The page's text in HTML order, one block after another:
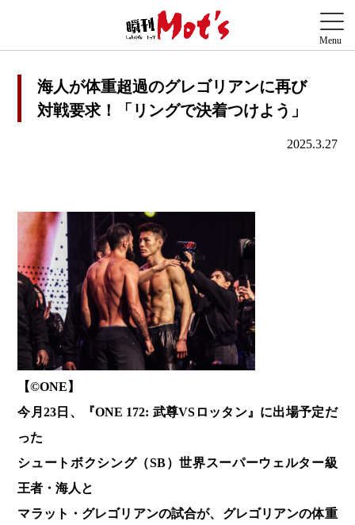
海人が体重超過のグレゴリアンに再び
対戦要求！「リングで決着つけよう」
2025.3.27
【©️ONE】
今月23日、『ONE 172: 武尊VSロッタン』に出場予定だ
った
シュートボクシング（SB）世界スーパーウェルター級
王者・海人と
マラット・グレゴリアンの試合が、グレゴリアンの体重